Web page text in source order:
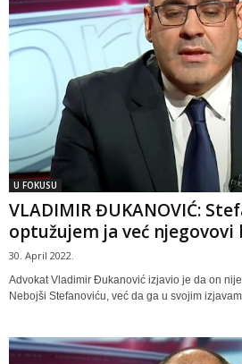
U FOKUSU
VLADIMIR ĐUKANOVIĆ:
optužujem ja već njegovovi
30. April 2022.
Advokat Vladimir Đukanović izjavio je da on
Nebojši Stefanoviću, već da ga u svojim